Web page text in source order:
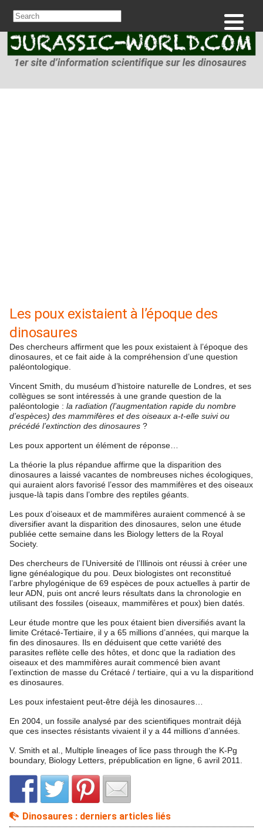
Les poux existaient à l’époque des
dinosaures
Des chercheurs affirment que les poux existaient à l’époque des
dinosaures, et ce fait aide à la compréhension d’une question
paléontologique.
Vincent Smith, du muséum d’histoire naturelle de Londres, et ses
collègues se sont intéressés à une grande question de la
paléontologie : la radiation (l’augmentation rapide du nombre
d’espèces) des mammifères et des oiseaux a-t-elle suivi ou
précédé l’extinction des dinosaures ?
Les poux apportent un élément de réponse…
La théorie la plus répandue affirme que la disparition des
dinosaures a laissé vacantes de nombreuses niches écologiques,
qui auraient alors favorisé l’essor des mammifères et des oiseaux
jusque-là tapis dans l’ombre des reptiles géants.
Les poux d’oiseaux et de mammifères auraient commencé à se
diversifier avant la disparition des dinosaures, selon une étude
publiée cette semaine dans les Biology letters de la Royal
Society.
Des chercheurs de l’Université de l’Illinois ont réussi à créer une
ligne généalogique du pou. Deux biologistes ont reconstitué
l’arbre phylogénique de 69 espèces de poux actuelles à partir de
leur ADN, puis ont ancré leurs résultats dans la chronologie en
utilisant des fossiles (oiseaux, mammifères et poux) bien datés.
Leur étude montre que les poux étaient bien diversifiés avant la
limite Crétacé-Tertiaire, il y a 65 millions d’années, qui marque la
fin des dinosaures. Ils en déduisent que cette variété des
parasites reflète celle des hôtes, et donc que la radiation des
oiseaux et des mammifères aurait commencé bien avant
l’extinction de masse du Crétacé / tertiaire, qui a vu la disparitiond
es dinosaures.
Les poux infestaient peut-être déjà les dinosaures…
En 2004, un fossile analysé par des scientifiques montrait déjà
que ces insectes résistants vivaient il y a 44 millions d’années.
V. Smith et al., Multiple lineages of lice pass through the K-Pg
boundary, Biology Letters, prépublication en ligne, 6 avril 2011.
Dinosaures : derniers articles liés